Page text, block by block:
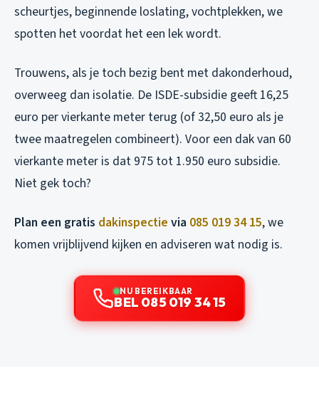
scheurtjes, beginnende loslating, vochtplekken, we
spotten het voordat het een lek wordt.
Trouwens, als je toch bezig bent met dakonderhoud,
overweeg dan isolatie. De ISDE-subsidie geeft 16,25
euro per vierkante meter terug (of 32,50 euro als je
twee maatregelen combineert). Voor een dak van 60
vierkante meter is dat 975 tot 1.950 euro subsidie.
Niet gek toch?
Plan een gratis dakinspectie via 085 019 34 15, we
komen vrijblijvend kijken en adviseren wat nodig is.
NU BEREIKBAAR
BEL 085 019 34 15